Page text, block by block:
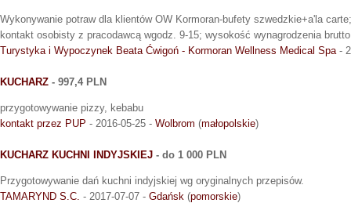
Wykonywanie potraw dla klientów OW Kormoran-bufety szwedzkie+a'la
kontakt osobisty z pracodawcą wgodz. 9-15; wysokość wynagrodzenia
Turystyka i Wypoczynek Beata Ćwigoń - Kormoran Wellness Medical Spa -
KUCHARZ - 997,4 PLN
przygotowywanie pizzy, kebabu
kontakt przez PUP - 2016-05-25 - Wolbrom (małopolskie)
KUCHARZ KUCHNI INDYJSKIEJ - do 1 000 PLN
Przygotowywanie dań kuchni indyjskiej wg oryginalnych przepisów.
TAMARYND S.C. - 2017-07-07 - Gdańsk (pomorskie)